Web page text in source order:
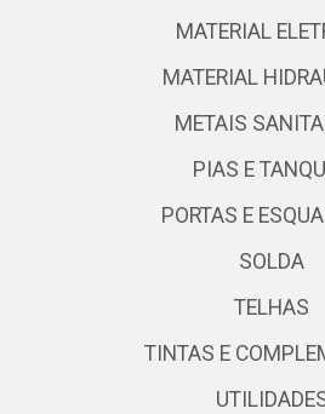
MATERIAL
MATERIAL
METAIS
PIAS E
PORTAS E
SOLDA
TELHAS
TINTAS E